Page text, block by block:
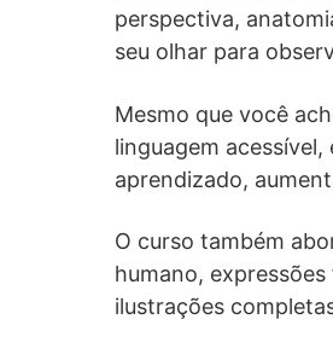
perspectiva,
seu olhar para
Mesmo que você
linguagem
aprendizado,
O curso também
humano,
ilustrações